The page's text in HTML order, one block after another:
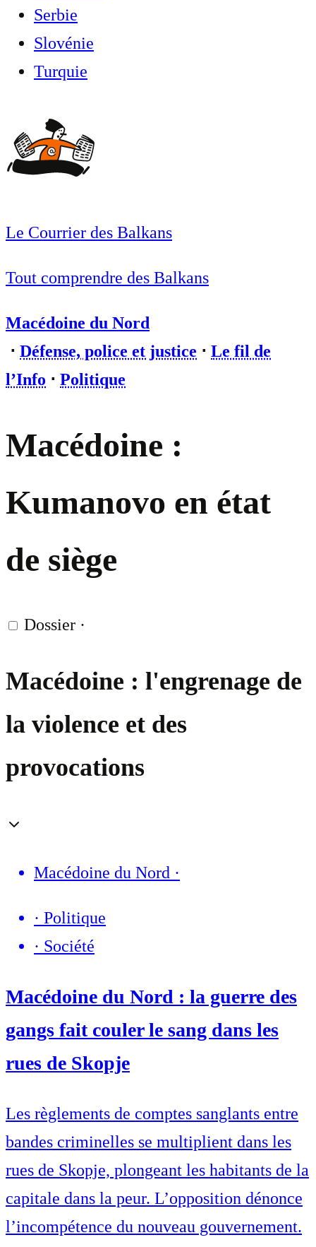
Serbie
Slovénie
Turquie
Le Courrier des Balkans
Tout comprendre des Balkans
Macédoine du Nord
⋅ Défense, police et justice ⋅ Le fil de
l’Info ⋅ Politique
Macédoine :
Kumanovo en état
de siège
Dossier ·
Macédoine : l'engrenage de
la violence et des
provocations
Macédoine du Nord ·
· Politique
· Société
Macédoine du Nord : la guerre des
gangs fait couler le sang dans les
rues de Skopje
Les règlements de comptes sanglants entre
bandes criminelles se multiplient dans les
rues de Skopje, plongeant les habitants de la
capitale dans la peur. L’opposition dénonce
l’incompétence du nouveau gouvernement.